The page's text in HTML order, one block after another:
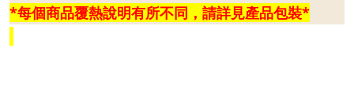
*每個商品覆熱說明有所不同，請詳見產品包裝*